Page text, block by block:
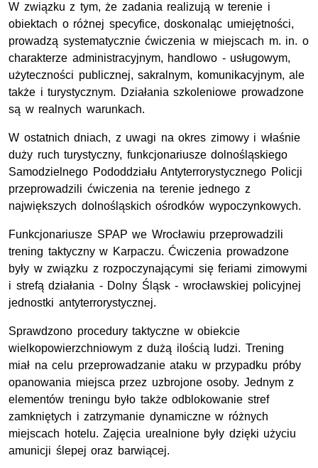
W związku z tym, że zadania realizują w terenie i
obiektach o różnej specyfice, doskonaląc umiejętności,
prowadzą systematycznie ćwiczenia w miejscach m. in. o
charakterze administracyjnym, handlowo - usługowym,
użyteczności publicznej, sakralnym, komunikacyjnym, ale
także i turystycznym. Działania szkoleniowe prowadzone
są w realnych warunkach.
W ostatnich dniach, z uwagi na okres zimowy i właśnie
duży ruch turystyczny, funkcjonariusze dolnośląskiego
Samodzielnego Pododdziału Antyterrorystycznego Policji
przeprowadzili ćwiczenia na terenie jednego z
największych dolnośląskich ośrodków wypoczynkowych.
Funkcjonariusze SPAP we Wrocławiu przeprowadzili
trening taktyczny w Karpaczu. Ćwiczenia prowadzone
były w związku z rozpoczynającymi się feriami zimowymi
i strefą działania - Dolny Śląsk - wrocławskiej policyjnej
jednostki antyterrorystycznej.
Sprawdzono procedury taktyczne w obiekcie
wielkopowierzchniowym z dużą ilością ludzi. Trening
miał na celu przeprowadzanie ataku w przypadku próby
opanowania miejsca przez uzbrojone osoby. Jednym z
elementów treningu było także odblokowanie stref
zamkniętych i zatrzymanie dynamiczne w różnych
miejscach hotelu. Zajęcia urealnione były dzięki użyciu
amunicji ślepej oraz barwiącej.